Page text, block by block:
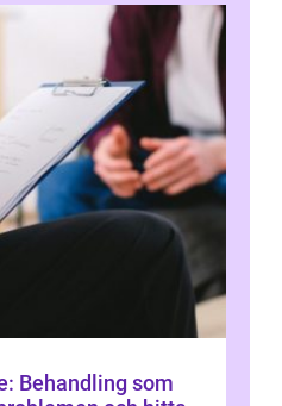
Behandling som